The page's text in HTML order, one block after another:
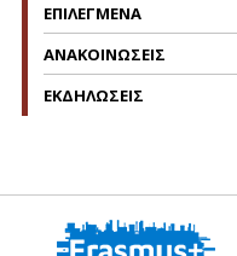
ΕΠΙΛΕΓΜΕΝΑ
ΑΝΑΚΟΙΝΩΣΕΙΣ
ΕΚΔΗΛΩΣΕΙΣ